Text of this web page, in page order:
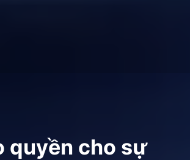
quyền cho sự